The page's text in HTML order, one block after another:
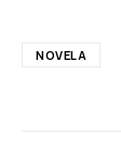
NOVELA